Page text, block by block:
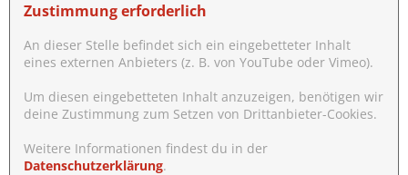
Zustimmung erforderlich
An dieser Stelle befindet sich ein eingebetteter Inhalt
eines externen Anbieters (z. B. von YouTube oder Vimeo).
Um diesen eingebetteten Inhalt anzuzeigen, benötigen wir
deine Zustimmung zum Setzen von Drittanbieter-Cookies.
Weitere Informationen findest du in der
Datenschutzerklärung.